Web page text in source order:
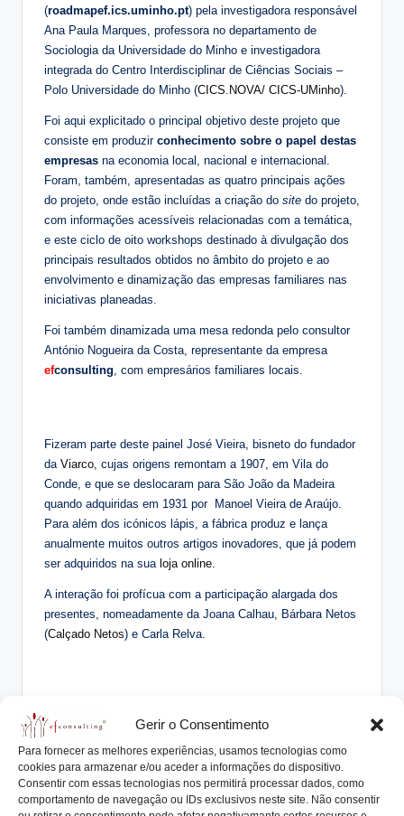
Gerir o Consentimento
Para fornecer as melhores experiências, usamos tecnologias como
cookies para armazenar e/ou aceder a informações do dispositivo.
Consentir com essas tecnologias nos permitirá processar dados, como
comportamento de navegação ou IDs exclusivos neste site. Não consentir
(roadmapef.ics.uminho.pt) pela investigadora responsável
Ana Paula Marques, professora no departamento de
Sociologia da Universidade do Minho e investigadora
integrada do Centro Interdisciplinar de Ciências Sociais –
Polo Universidade do Minho (CICS.NOVA/ CICS-UMinho).
Foi aqui explicitado o principal objetivo deste projeto que
consiste em produzirconhecimento sobre o papel destas
empresas na economia local, nacional e internacional.
Foram, também, apresentadas as quatro principais ações
do projeto, onde estão incluídas a criação do site do projeto,
com informações acessíveis relacionadas com a temática,
e este ciclo de oito workshops destinado à divulgação dos
principais resultados obtidos no âmbito do projeto e ao
envolvimento e dinamização das empresas familiares nas
iniciativas planeadas.
Foi também dinamizada uma mesa redonda pelo consultor
António Nogueira da Costa, representante da empresa
efconsulting , com empresários familiares locais.
Fizeram parte deste painel José Vieira, bisneto do fundador
da Viarco , cujas origens remontam a 1907, em Vila do
Conde, e que se deslocaram para São João da Madeira
quando adquiridas em 1931 por Manoel Vieira de Araújo.
Para além dos icónicos lápis, a fábrica produz e lança
anualmente muitos outros artigos inovadores, que já podem
ser adquiridos na sua loja online
A interação foi profícua com a participação alargada dos
presentes, nomeadamente da Joana Calhau, Bárbara Netos
(Calçado Netos) e Carla Relva.
Tags:
empresas familiares empresasfamiliaresdesucesso
netos oliva creative factory roadmapef UMinho
viarco workshop